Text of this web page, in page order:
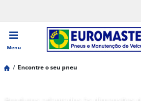
Menu
Encontre o seu pneu